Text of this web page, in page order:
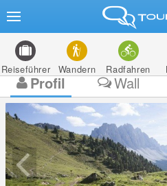
Reiseführer Wandern Radfahren
Profil Wall